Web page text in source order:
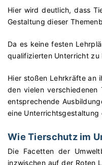
Hier wird deutlich, dass
Gestaltung dieser
Da es keine festen
qualifizierten Unterricht zu
Hier stoßen Lehrkräfte an
den vielen
entsprechende
eine Unterrichtsgestaltung
Wie Tierschutz im
Die Facetten der
inzwischen auf der Roten